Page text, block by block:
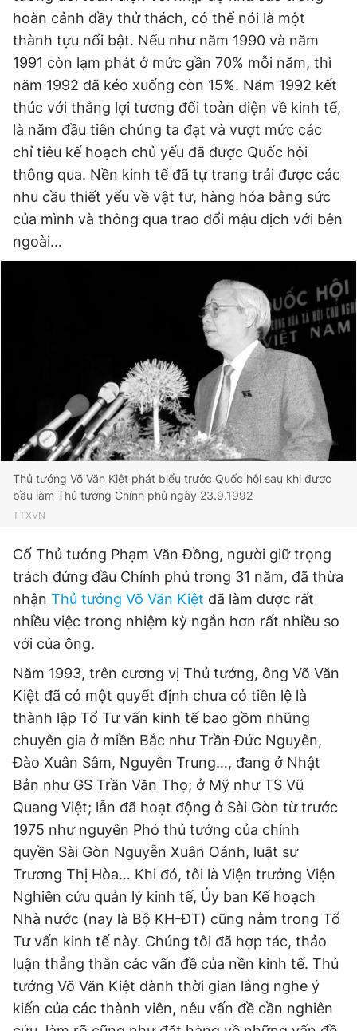
hoàn cảnh đầy thử thách, có thể nói là một
thành tựu nổi bật. Nếu như năm 1990 và năm
1991 còn lạm phát ở mức gần 70% mỗi năm, thì
năm 1992 đã kéo xuống còn 15%. Năm 1992 kết
thúc với thắng lợi tương đối toàn diện về kinh tế,
là năm đầu tiên chúng ta đạt và vượt mức các
chỉ tiêu kế hoạch chủ yếu đã được Quốc hội
thông qua. Nền kinh tế đã tự trang trải được các
nhu cầu thiết yếu về vật tư, hàng hóa bằng sức
của mình và thông qua trao đổi mậu dịch với bên
ngoài...
Thủ tướng Võ Văn Kiệt phát biểu trước Quốc hội sau khi được
bầu làm Thủ tướng Chính phủ ngày 23.9.1992
TTXVN
Cố Thủ tướng Phạm Văn Đồng, người giữ trọng
trách đứng đầu Chính phủ trong 31 năm, đã thừa
nhận Thủ tướng Võ Văn Kiệt đã làm được rất
nhiều việc trong nhiệm kỳ ngắn hơn rất nhiều so
với của ông.
Năm 1993, trên cương vị Thủ tướng, ông Võ Văn
Kiệt đã có một quyết định chưa có tiền lệ là
thành lập Tổ Tư vấn kinh tế bao gồm những
chuyên gia ở miền Bắc như Trần Đức Nguyên,
Đào Xuân Sâm, Nguyễn Trung…, đang ở Nhật
Bản như GS Trần Văn Thọ; ở Mỹ như TS Vũ
Quang Việt; lẫn đã hoạt động ở Sài Gòn từ trước
1975 như nguyên Phó thủ tướng của chính
quyền Sài Gòn Nguyễn Xuân Oánh, luật sư
Trương Thị Hòa… Khi đó, tôi là Viện trưởng Viện
Nghiên cứu quản lý kinh tế, Ủy ban Kế hoạch
Nhà nước (nay là Bộ KH-ĐT) cũng nằm trong Tổ
Tư vấn kinh tế này. Chúng tôi đã hợp tác, thảo
luận thẳng thắn các vấn đề của nền kinh tế. Thủ
tướng Võ Văn Kiệt dành thời gian lắng nghe ý
kiến của các thành viên, nêu vấn đề cần nghiên